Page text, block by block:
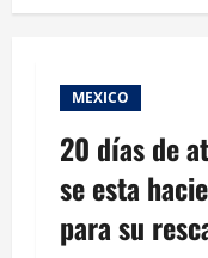
MEXICO
20 días de
se esta
para su